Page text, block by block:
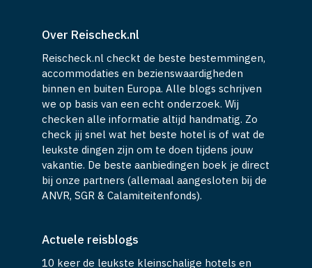
Over Reischeck.nl
Reischeck.nl checkt de beste bestemmingen,
accommodaties en bezienswaardigheden
binnen en buiten Europa. Alle blogs schrijven
we op basis van een echt onderzoek. Wij
checken alle informatie altijd handmatig. Zo
check jij snel wat het beste hotel is of wat de
leukste dingen zijn om te doen tijdens jouw
vakantie. De beste aanbiedingen boek je direct
bij onze partners (allemaal aangesloten bij de
ANVR, SGR & Calamiteitenfonds).
Actuele reisblogs
10 keer de leukste kleinschalige hotels en